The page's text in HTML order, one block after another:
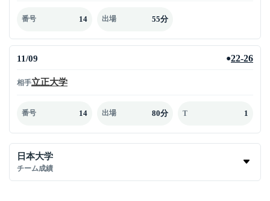
番号 14 出場 55分
11/09 ●22-26
相手立正大学
番号 14 出場 80分 T 1
日本大学
チーム成績